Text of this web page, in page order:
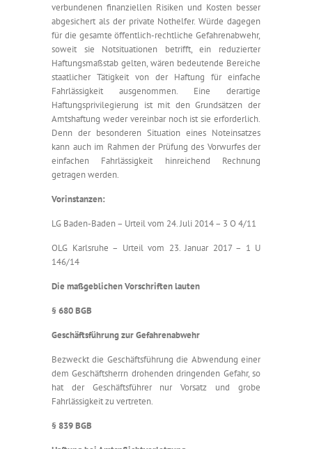
verbundenen finanziellen Risiken und Kosten besser
abgesichert als der private Nothelfer. Würde dagegen
für die gesamte öffentlich-rechtliche Gefahrenabwehr,
soweit sie Notsituationen betrifft, ein reduzierter
Haftungsmaßstab gelten, wären bedeutende Bereiche
staatlicher Tätigkeit von der Haftung für einfache
Fahrlässigkeit ausgenommen. Eine derartige
Haftungsprivilegierung ist mit den Grundsätzen der
Amtshaftung weder vereinbar noch ist sie erforderlich.
Denn der besonderen Situation eines Noteinsatzes
kann auch im Rahmen der Prüfung des Vorwurfes der
einfachen Fahrlässigkeit hinreichend Rechnung
getragen werden.
Vorinstanzen:
LG Baden-Baden – Urteil vom 24. Juli 2014 – 3 O 4/11
OLG Karlsruhe – Urteil vom 23. Januar 2017 – 1 U
146/14
Die maßgeblichen Vorschriften lauten
§ 680 BGB
Geschäftsführung zur Gefahrenabwehr
Bezweckt die Geschäftsführung die Abwendung einer
dem Geschäftsherrn drohenden dringenden Gefahr, so
hat der Geschäftsführer nur Vorsatz und grobe
Fahrlässigkeit zu vertreten.
§ 839 BGB